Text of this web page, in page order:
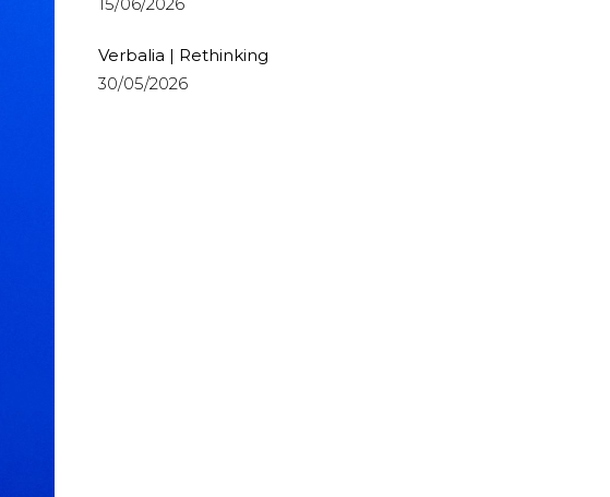
Verbalia | Rethinking
30/05/2026